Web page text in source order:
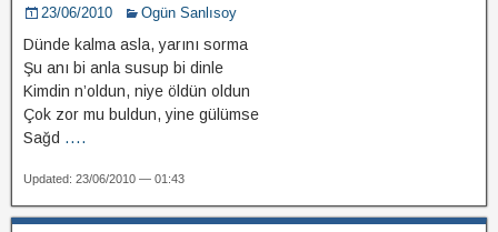
23/06/2010 Ogün Sanlısoy
Dünde kalma asla, yarını sorma
Şu anı bi anla susup bi dinle
Kimdin n’oldun, niye öldün oldun
Çok zor mu buldun, yine gülümse
Sağd ....
Updated: 23/06/2010 — 01:43